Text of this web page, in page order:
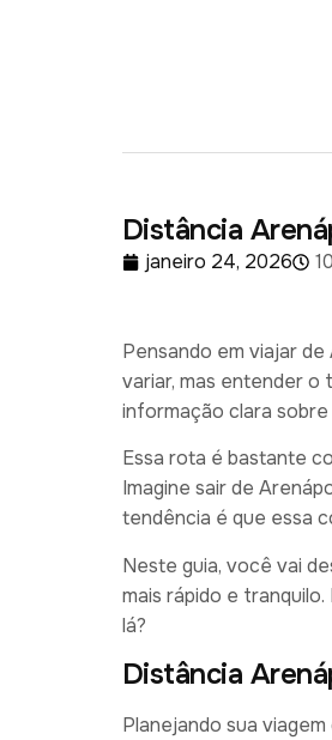
Distância
janeiro 24, 2026
Pensando em viajar
variar, mas entender o
informação clara
Essa rota é bastante
Imagine sair de
tendência é que essa
Neste guia, você vai
mais rápido e
lá?
Distância
Planejando sua